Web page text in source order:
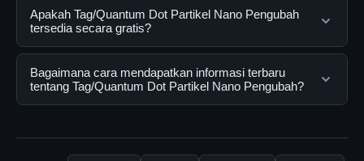
Tag/Quantum Dot Partikel Nano Pengubah adalah
layanan digital yang dirancang untuk membantu
pengguna mendapatkan informasi lengkap dan
terpercaya. Anda dapat menggunakannya dengan
mengunjungi situs resmi dan mengikuti panduan yang
tersedia.
Apakah Tag/Quantum Dot Partikel Nano Pengubah
tersedia secara gratis?
Ya, Tag/Quantum Dot Partikel Nano Pengubah dapat
diakses secara gratis oleh semua pengguna. Tidak ada
biaya tersembunyi atau langganan yang diperlukan
Bagaimana cara mendapatkan informasi terbaru
tentang Tag/Quantum Dot Partikel Nano Pengubah?